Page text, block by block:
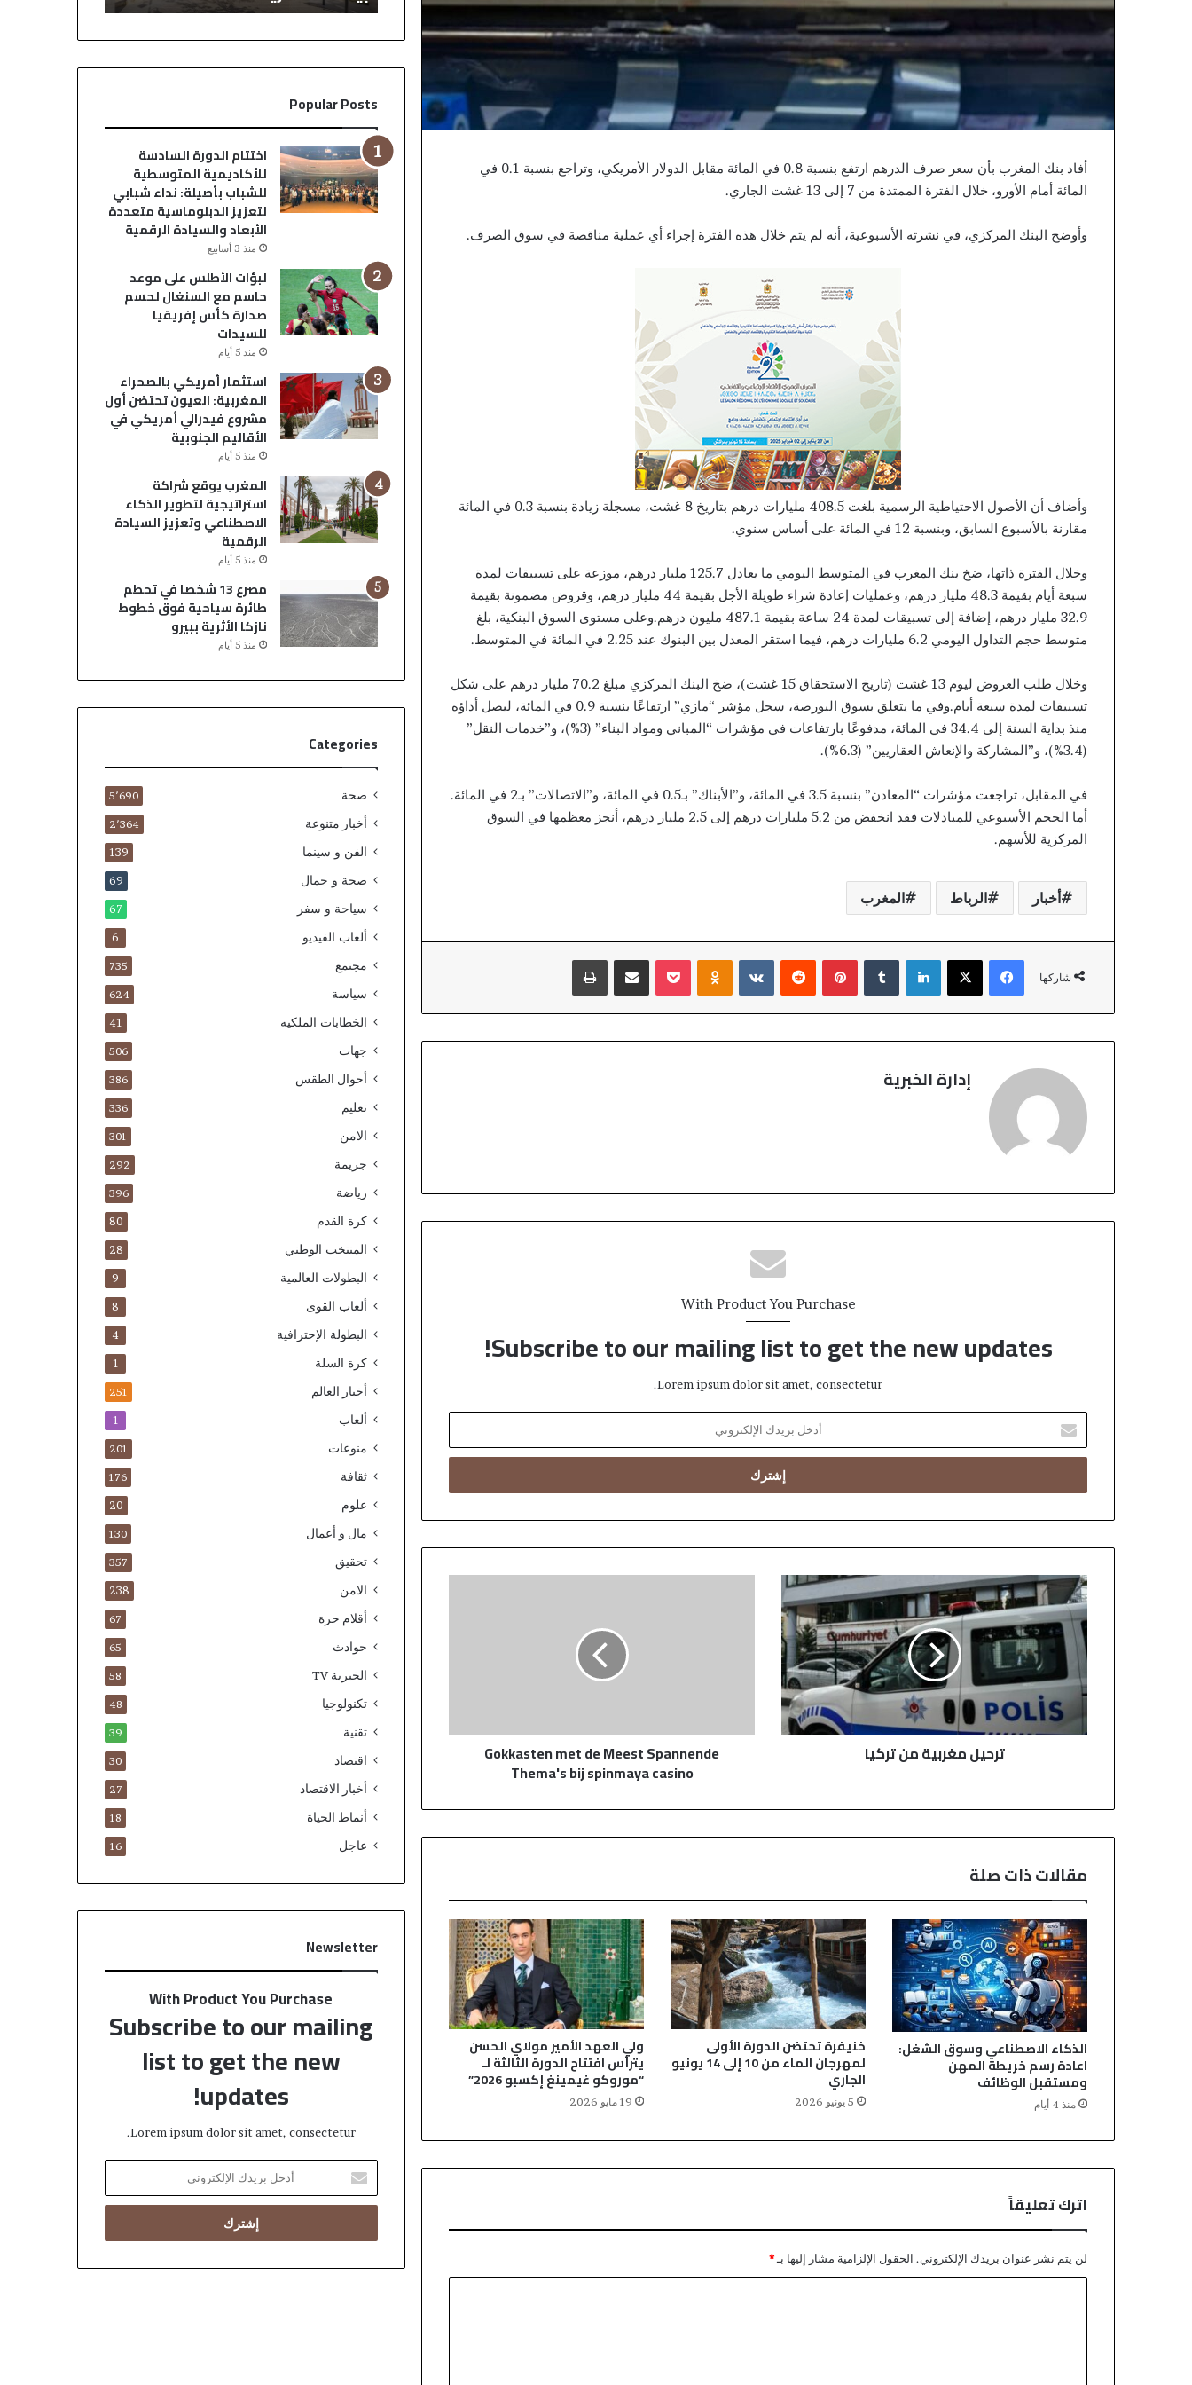
أفاد بنك المغرب بأن سعر صرف الدرهم ارتفع بنسبة 0.8 في المائة مقابل الدولار الأمريكي، وتراجع بنسبة 0.1 في
المائة أمام الأورو، خلال الفترة الممتدة من 7 إلى 13 غشت الجاري.
وأوضح البنك المركزي، في نشرته الأسبوعية، أنه لم يتم خلال هذه الفترة إجراء أي عملية مناقصة في سوق الصرف.
وأضاف أن الأصول الاحتياطية الرسمية بلغت 408.5 مليارات درهم بتاريخ 8 غشت، مسجلة زيادة بنسبة 0.3 في المائة
مقارنة بالأسبوع السابق، وبنسبة 12 في المائة على أساس سنوي.
وخلال الفترة ذاتها، ضخ بنك المغرب في المتوسط اليومي ما يعادل 125.7 مليار درهم، موزعة على تسبيقات لمدة
سبعة أيام بقيمة 48.3 مليار درهم، وعمليات إعادة شراء طويلة الأجل بقيمة 44 مليار درهم، وقروض مضمونة بقيمة
32.9 مليار درهم، إضافة إلى تسبيقات لمدة 24 ساعة بقيمة 487.1 مليون درهم.وعلى مستوى السوق البنكية، بلغ
متوسط حجم التداول اليومي 6.2 مليارات درهم، فيما استقر المعدل بين البنوك عند 2.25 في المائة في المتوسط.
وخلال طلب العروض ليوم 13 غشت (تاريخ الاستحقاق 15 غشت)، ضخ البنك المركزي مبلغ 70.2 مليار درهم على شكل
تسبيقات لمدة سبعة أيام.وفي ما يتعلق بسوق البورصة، سجل مؤشر “مازي” ارتفاعًا بنسبة 0.9 في المائة، ليصل أداؤه
منذ بداية السنة إلى 34.4 في المائة، مدفوعًا بارتفاعات في مؤشرات “المباني ومواد البناء” (3%)، و”خدمات النقل”
(3.4%)، و”المشاركة والإنعاش العقاريين” (6.3%).
في المقابل، تراجعت مؤشرات “المعادن” بنسبة 3.5 في المائة، و”الأبناك” بـ0.5 في المائة، و”الاتصالات” بـ2 في المائة.
أما الحجم الأسبوعي للمبادلات فقد انخفض من 5.2 مليارات درهم إلى 2.5 مليار درهم، أنجز معظمها في السوق
المركزية للأسهم.
أخبار الرباط المغرب
شاركها
فيسبوك‫X لينكدإن بينتيريست Odnoklassniki
‫Pocket مشاركة عبر البريد طباعة
إدارة الخبرية
With Product You Purchase
Subscribe to our mailing list to get the new updates!
Lorem ipsum dolor sit amet, consectetur.
بريدك
الإلكتروني
ترحيل
مغربية
من
تركيا
ترحيل مغربية من تركيا
casino
Gokkasten met de Meest Spannende
Thema's bij spinmaya casino
مقالات ذات صلة
الذكاء الاصطناعي وسوق الشغل:
اعادة رسم خريطة المهن
ومستقبل الوظائف
منذ 4 أيام
خنيفرة تحتضن الدورة الأولى
لمهرجان الماء من 10 إلى 14 يونيو
الجاري
5 يونيو 2026
ولي العهد الأمير مولاي الحسن
يترأس افتتاح الدورة الثالثة لـ
“موروكو غيمينغ إكسبو 2026”
19 مايو 2026
اترك تعليقاً
لن يتم نشر عنوان بريدك الإلكتروني. الحقول الإلزامية مشار إليها بـ*
يحصل
على
شهادة
الاعتماد
والمطابقة
والجودة
بالمعيار
“ISO/CEI
17025”
تام
ونقص
حاد
المؤن
خلفية
النظامية..
تصدر
بياناً
استنكارياً
مكناس
Popular Posts
اختتام الدورة السادسة
للأكاديمية المتوسطية
للشباب بأصيلة: نداء شبابي
لتعزيز الدبلوماسية متعددة
الأبعاد والسيادة الرقمية
منذ 3 أسابيع
لبؤات الأطلس على موعد
حاسم مع السنغال لحسم
صدارة كأس إفريقيا
للسيدات
منذ 5 أيام
استثمار أمريكي بالصحراء
المغربية: العيون تحتضن أول
مشروع فيدرالي أمريكي في
الأقاليم الجنوبية
منذ 5 أيام
المغرب يوقع شراكة
استراتيجية لتطوير الذكاء
الاصطناعي وتعزيز السيادة
الرقمية
منذ 5 أيام
مصرع 13 شخصا في تحطم
طائرة سياحية فوق خطوط
نازكا الأثرية ببيرو
منذ 5 أيام
Categories
صحة 5٬690
أخبار متنوعة 2٬364
الفن و سينما 139
صحة و جمال 69
سياحة و سفر 67
ألعاب الفيديو 6
مجتمع 735
سياسة 624
الخطابات الملكيه 41
جهات 506
أحوال الطقس 386
تعليم 336
الامن 301
جريمة 292
رياضة 396
كرة القدم 80
المنتخب الوطني 28
البطولات العالمية 9
ألعاب القوى 8
البطولة الإحترافية 4
كرة السلة 1
أخبار العالم 251
ألعاب 1
منوعات 201
ثقافة 176
علوم 20
مال و أعمال 130
تحقيق 357
الامن 238
أقلام حرة 67
حوادث 65
الخبرية TV 58
تكنولوجيا 48
تقنية 39
اقتصاد 30
أخبار الاقتصاد 27
أنماط الحياة 18
عاجل 16
Newsletter
With Product You Purchase
Subscribe to our mailing
list to get the new
updates!
Lorem ipsum dolor sit amet, consectetur.
بريدك
الإلكتروني